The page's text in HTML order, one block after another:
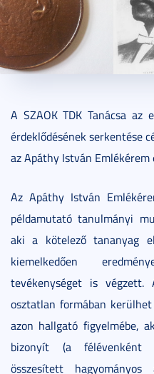
A SZAOK TDK Tanácsa az
érdeklődésének serkentése
az Apáthy István
Az Apáthy István
példamutató tanulmányi
aki a kötelező tananyag
kiemelkedően
tevékenységet is
osztatlan formában
azon hallgató figyelmébe,
bizonyít (a félévenként
összesített